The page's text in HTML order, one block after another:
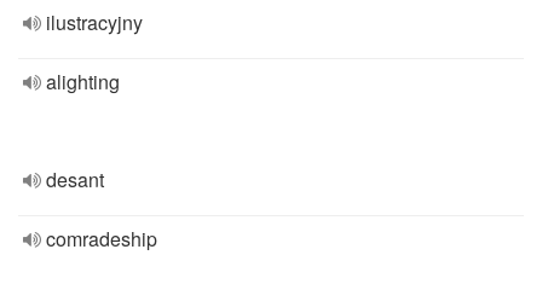
ilustracyjny
alighting
desant
comradeship